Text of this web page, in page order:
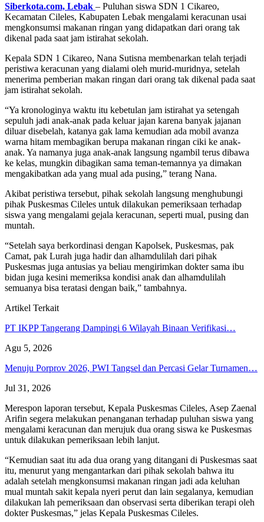
Siberkota.com, Lebak – Puluhan siswa SDN 1 Cikareo,
Kecamatan Cileles, Kabupaten Lebak mengalami keracunan usai
mengkonsumsi makanan ringan yang didapatkan dari orang tak
dikenal pada saat jam istirahat sekolah.
Kepala SDN 1 Cikareo, Nana Sutisna membenarkan telah terjadi
peristiwa keracunan yang dialami oleh murid-muridnya, setelah
menerima pemberian makan ringan dari orang tak dikenal pada saat
jam istirahat sekolah.
“Ya kronologinya waktu itu kebetulan jam istirahat ya setengah
sepuluh jadi anak-anak pada keluar jajan karena banyak jajanan
diluar disebelah, katanya gak lama kemudian ada mobil avanza
warna hitam membagikan berupa makanan ringan ciki ke anak-
anak. Ya namanya juga anak-anak langsung ngambil terus dibawa
ke kelas, mungkin dibagikan sama teman-temannya ya dimakan
mengakibatkan ada yang mual ada pusing,” terang Nana.
Akibat peristiwa tersebut, pihak sekolah langsung menghubungi
pihak Puskesmas Cileles untuk dilakukan pemeriksaan terhadap
siswa yang mengalami gejala keracunan, seperti mual, pusing dan
muntah.
“Setelah saya berkordinasi dengan Kapolsek, Puskesmas, pak
Camat, pak Lurah juga hadir dan alhamdulilah dari pihak
Puskesmas juga antusias ya beliau mengirimkan dokter sama ibu
bidan juga kesini memeriksa kondisi anak dan alhamdulilah
semuanya bisa teratasi dengan baik,” tambahnya.
Artikel Terkait
PT IKPP Tangerang Dampingi 6 Wilayah Binaan Verifikasi…
Agu 5, 2026
Menuju Porprov 2026, PWI Tangsel dan Percasi Gelar Turnamen…
Jul 31, 2026
Merespon laporan tersebut, Kepala Puskesmas Cileles, Asep Zaenal
Arifin segera melakukan penanganan terhadap puluhan siswa yang
mengalami keracunan dan merujuk dua orang siswa ke Puskesmas
untuk dilakukan pemeriksaan lebih lanjut.
“Kemudian saat itu ada dua orang yang ditangani di Puskesmas saat
itu, menurut yang mengantarkan dari pihak sekolah bahwa itu
adalah setelah mengkonsumsi makanan ringan jadi ada keluhan
mual muntah sakit kepala nyeri perut dan lain segalanya, kemudian
dilakukan lah pemeriksaan dan observasi serta diberikan terapi oleh
dokter Puskesmas,” jelas Kepala Puskesmas Cileles.